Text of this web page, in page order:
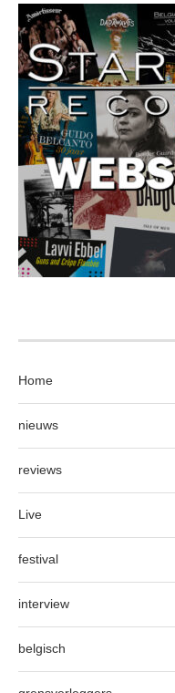
Home
nieuws
reviews
Live
festival
interview
belgisch